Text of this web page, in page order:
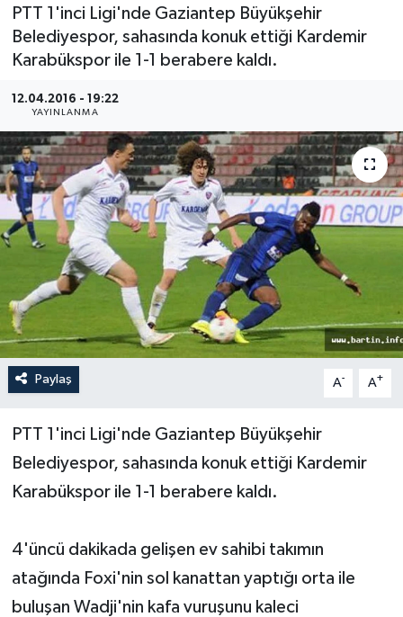
PTT 1'inci Ligi'nde Gaziantep Büyükşehir
Belediyespor, sahasında konuk ettiği Kardemir
Karabükspor ile 1-1 berabere kaldı.
12.04.2016 - 19:22
YAYINLANMA
Paylaş A- A+
PTT 1'inci Ligi'nde Gaziantep Büyükşehir
Belediyespor, sahasında konuk ettiği Kardemir
Karabükspor ile 1-1 berabere kaldı.
4'üncü dakikada gelişen ev sahibi takımın
atağında Foxi'nin sol kanattan yaptığı orta ile
buluşan Wadji'nin kafa vuruşunu kaleci
Medya
Sivil Toplum
Siyaset
Spor
Tarım
Turizm
Yerel Yönetimler
DÜNYA